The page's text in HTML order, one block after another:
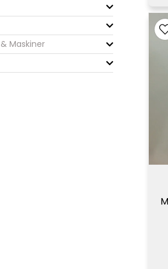
Maskiner